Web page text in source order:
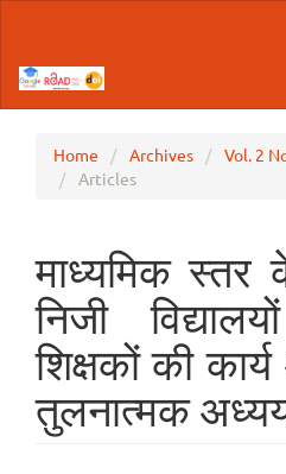
Content
Sidebar
Home Archives
Vol. 2
Articles
माध्यमिक स्तर
निजी
शिक्षकों की
तुलनात्मक